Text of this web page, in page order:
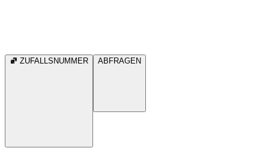
ZUFALLSNUMMER ABFRAGEN